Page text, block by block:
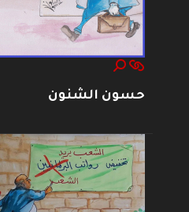
حسون الشنون